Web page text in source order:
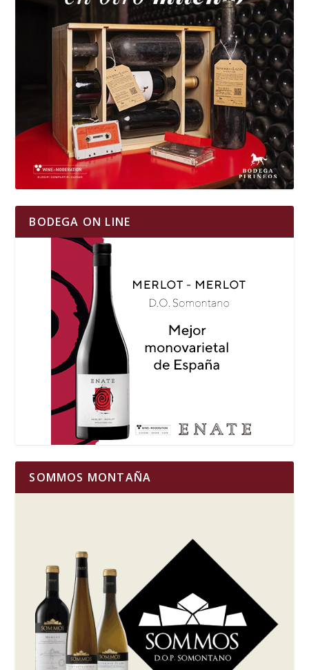
BODEGA ON LINE
SOMMOS MONTAÑA